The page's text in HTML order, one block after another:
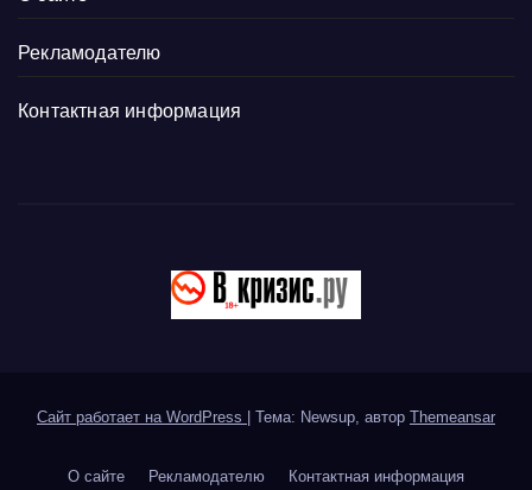
Рекламодателю
Контактная информация
Сайт работает на WordPress Тема: Newsup, автор Themeansar
О сайте Рекламодателю Контактная информация